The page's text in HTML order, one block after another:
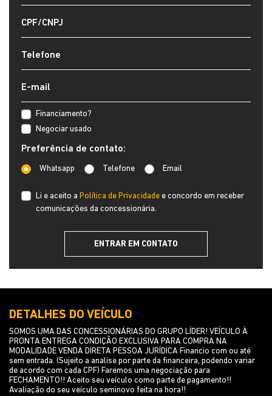
Financiamento?
Negociar usado
Preferência de contato:
Whatsapp Telefone Email
Li e aceito a Política de Privacidade e concordo em receber
comunicações da concessionária.
ENTRAR EM CONTATO
DETALHES DO VEÍCULO
SOMOS UMA DAS CONCESSIONÁRIAS DO GRUPO LÍDER! VEÍCULO À
PRONTA ENTREGA CONDIÇÃO EXCLUSIVA PARA COMPRA NA
MODALIDADE VENDA DIRETA PESSOA JURÍDICA Financio com ou até
sem entrada. (Sujeito a analise por parte da financeira, podendo variar
de acordo com cada CPF) Faremos uma negociação para
FECHAMENTO!! Aceito seu veículo como parte de pagamento!!
Avaliação do seu veículo seminovo feita na hora!!